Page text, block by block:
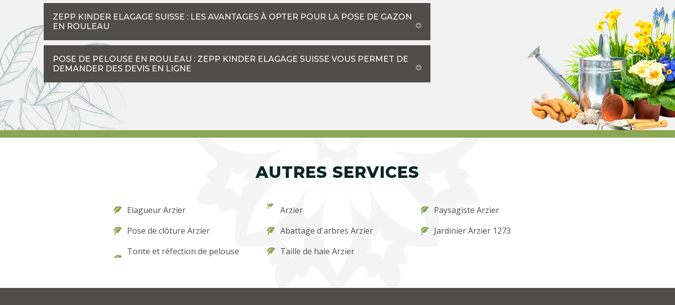
ZEPP KINDER ELAGAGE SUISSE : LES AVANTAGES À OPTER POUR LA POSE DE GAZON
EN ROULEAU
POSE DE PELOUSE EN ROULEAU : ZEPP KINDER ELAGAGE SUISSE VOUS PERMET DE
DEMANDER DES DEVIS EN LIGNE
AUTRES SERVICES
Elagueur Arzier
Pose de clôture Arzier
Tonte et réfection de pelouse
Arzier
Abattage d'arbres Arzier
Taille de haie Arzier
Paysagiste Arzier
Jardinier Arzier 1273